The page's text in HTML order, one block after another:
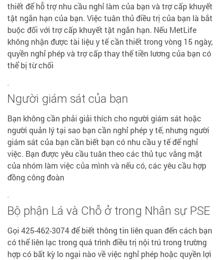
thiết để hỗ trợ nhu cầu nghỉ làm của bạn và trợ cấp khuyết
tật ngắn hạn của bạn. Việc tuân thủ điều trị của bạn là bắt
buộc đối với trợ cấp khuyết tật ngắn hạn. Nếu MetLife
không nhận được tài liệu y tế cần thiết trong vòng 15 ngày,
quyền nghỉ phép và trợ cấp thay thế tiền lương của bạn có
thể bị từ chối
.
Người giám sát của bạn
Bạn không cần phải giải thích cho người giám sát hoặc
người quản lý tại sao bạn cần nghỉ phép y tế, nhưng người
giám sát của bạn cần biết bạn có nhu cầu y tế để nghỉ
việc. Bạn được yêu cầu tuân theo các thủ tục vắng mặt
của nhóm làm việc của mình và nếu có, các yêu cầu hợp
đồng công đoàn
.
Bộ phận Lá và Chỗ ở trong Nhân sự PSE
Gọi 425-462-3074 để biết thông tin liên quan đến cách bạn
có thể liên lạc trong quá trình điều trị nội trú trong trường
hợp có bất kỳ lo ngại nào về việc nghỉ phép hoặc quyền lợi